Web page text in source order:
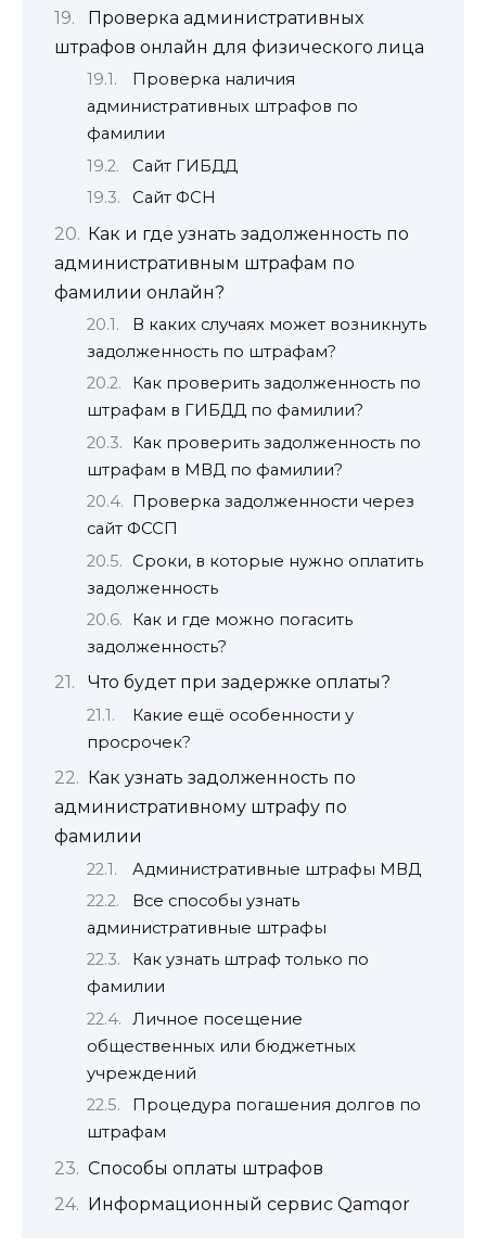
Проверка административных
штрафов онлайн для физического лица
Проверка наличия
административных штрафов по
фамилии
Сайт ГИБДД
Сайт ФСН
Как и где узнать задолженность по
административным штрафам по
фамилии онлайн?
В каких случаях может возникнуть
задолженность по штрафам?
Как проверить задолженность по
штрафам в ГИБДД по фамилии?
Как проверить задолженность по
штрафам в МВД по фамилии?
Проверка задолженности через
сайт ФССП
Сроки, в которые нужно оплатить
задолженность
Как и где можно погасить
задолженность?
Что будет при задержке оплаты?
Какие ещё особенности у
просрочек?
Как узнать задолженность по
административному штрафу по
фамилии
Административные штрафы МВД
Все способы узнать
административные штрафы
Как узнать штраф только по
фамилии
Личное посещение
общественных или бюджетных
учреждений
Процедура погашения долгов по
штрафам
Способы оплаты штрафов
Информационный сервис Qamqor